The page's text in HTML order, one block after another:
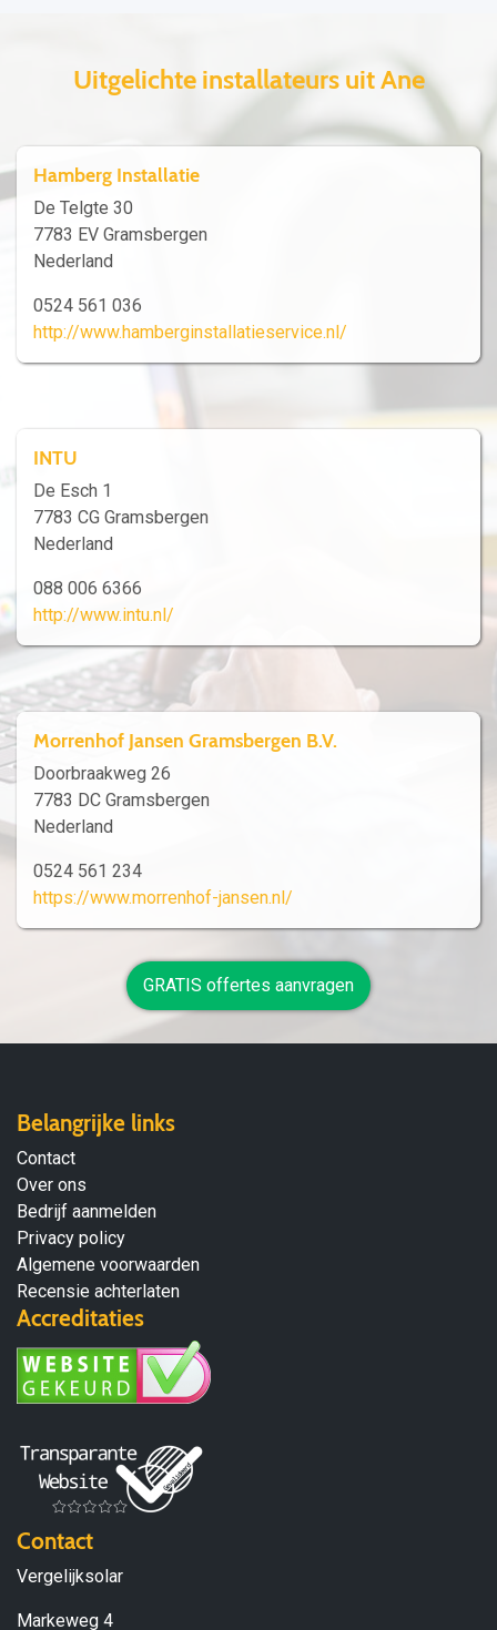
Uitgelichte installateurs uit Ane
Hamberg Installatie
De Telgte 30
7783 EV Gramsbergen
Nederland
0524 561 036
http://www.hamberginstallatieservice.nl/
INTU
De Esch 1
7783 CG Gramsbergen
Nederland
088 006 6366
http://www.intu.nl/
Morrenhof Jansen Gramsbergen B.V.
Doorbraakweg 26
7783 DC Gramsbergen
Nederland
0524 561 234
https://www.morrenhof-jansen.nl/
GRATIS offertes aanvragen
Belangrijke links
Contact
Over ons
Bedrijf aanmelden
Privacy policy
Algemene voorwaarden
Recensie achterlaten
Accreditaties
Contact
Vergelijksolar
Markeweg 4